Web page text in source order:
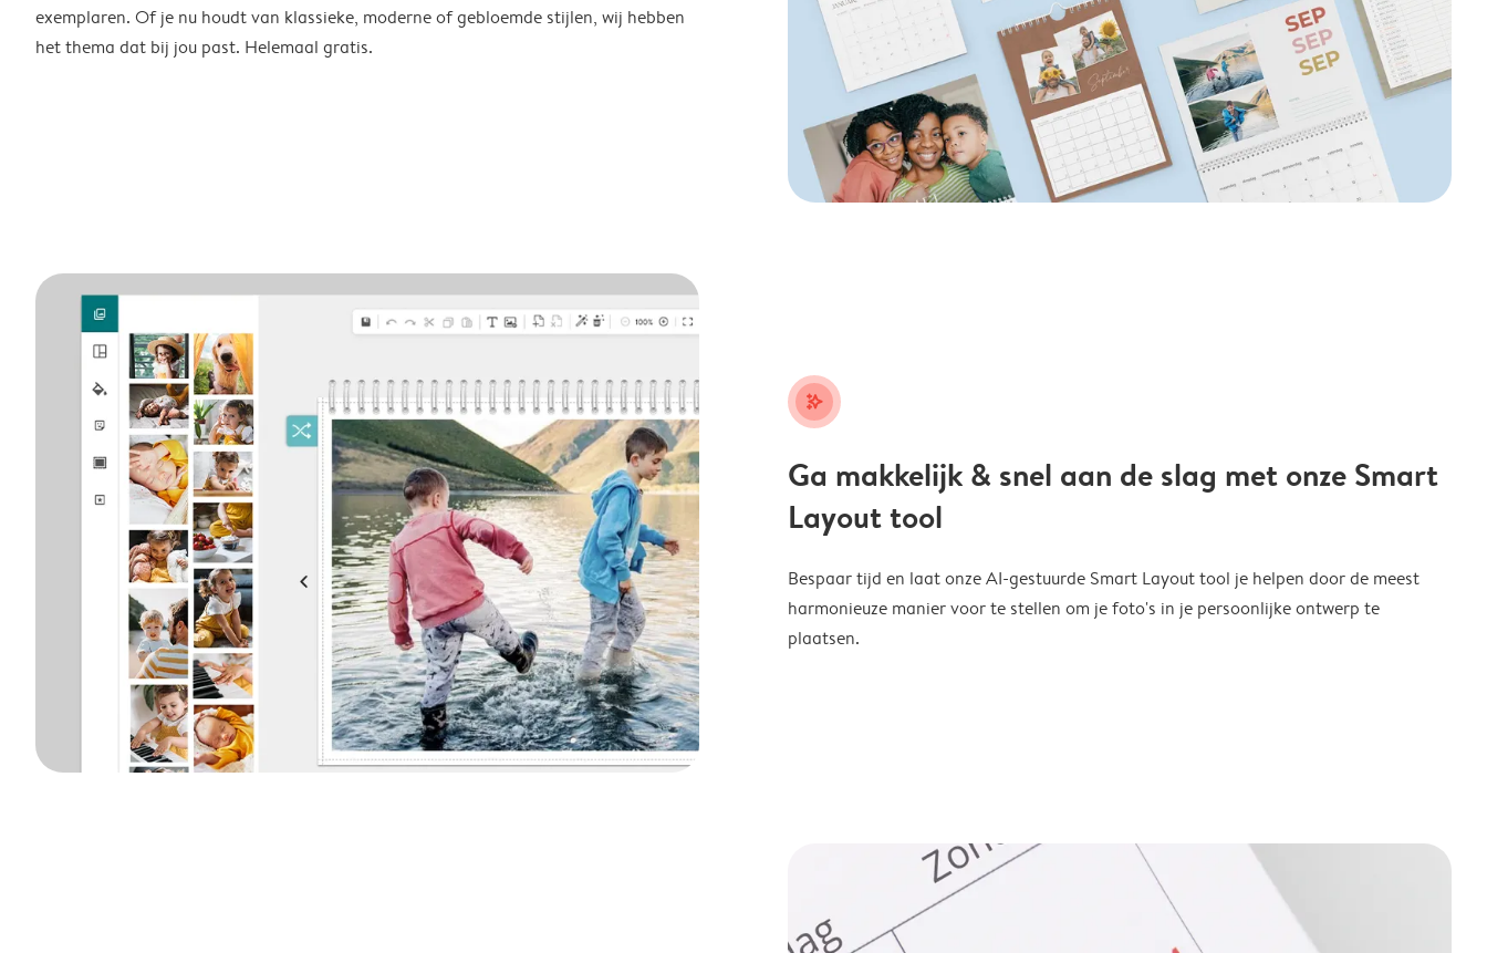
exemplaren. Of je nu houdt van klassieke, moderne of gebloemde stijlen, wij hebben
het thema dat bij jou past. Helemaal gratis.
stars_plus
Ga makkelijk & snel aan de slag met onze Smart
Layout tool
Bespaar tijd en laat onze AI-gestuurde Smart Layout tool je helpen door de meest
harmonieuze manier voor te stellen om je foto's in je persoonlijke ontwerp te
plaatsen.